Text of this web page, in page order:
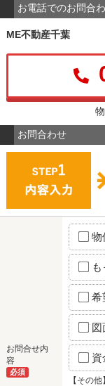
お電話でのお問合
ME不動産千葉
お問合わせ
お問合せ内
容
必須
物
希
図
資
【その他】